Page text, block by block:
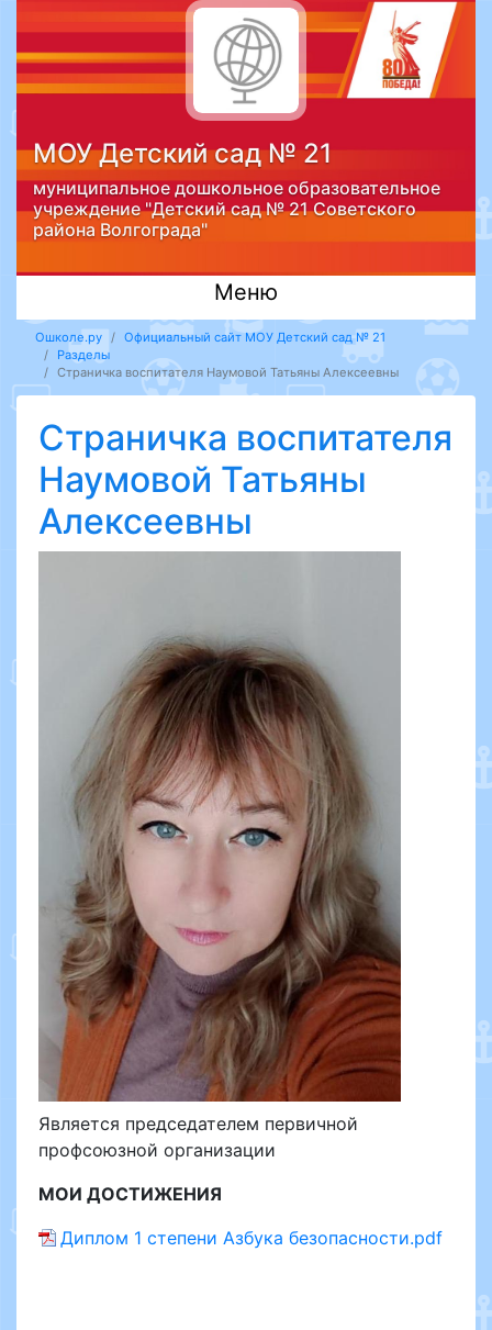
МОУ Детский сад № 21
муниципальное дошкольное образовательное
учреждение "Детский сад № 21 Советского
района Волгограда"
Меню
Ошколе.ру
Официальный сайт МОУ Детский сад № 21
Разделы
Страничка воспитателя Наумовой Татьяны Алексеевны
Страничка воспитателя
Наумовой Татьяны
Алексеевны
Является председателем первичной
профсоюзной организации
МОИ ДОСТИЖЕНИЯ
Диплом 1 степени Азбука безопасности.pdf